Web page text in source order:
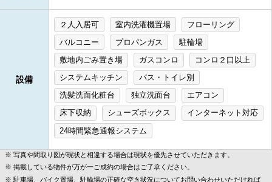
設備
２人入居可 室内洗濯機置場
フローリング
バルコニー
プロパンガス
駐輪場
敷地内ごみ置き場
ガスコンロ
コンロ２口以上
システムキッチン
バス・トイレ別
洗髪洗面化粧台
独立洗面台
エアコン
床下収納
シューズボックス
インターネット対応
24時間緊急通報システム
写真や間取り図が現状と相違する場合は現状を優先させていただきます。
掲載している物件が万が一ご成約の場合はご了承ください。
駐車場、バイク置場、駐輪場の正確な空き状況についてお問い合わせいただければ